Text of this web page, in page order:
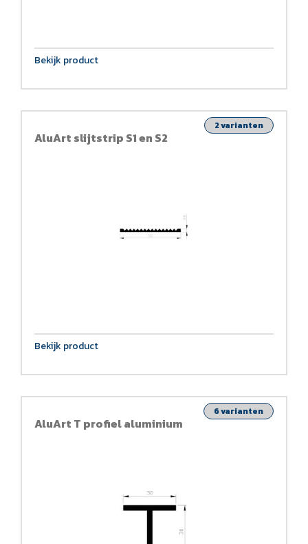
Bekijk product
AluArt slijtstrip S1 en S2
2 varianten
Bekijk product
AluArt T profiel aluminium
6 varianten